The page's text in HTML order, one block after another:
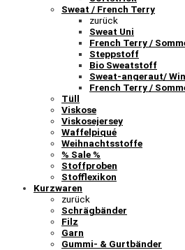
Sweat / French Terry
zurück
Sweat Uni
French Terry /
Steppstoff
Bio Sweatstoff
Sweat-angeraut/
French Terry /
Tüll
Viskose
Viskosejersey
Waffelpiqué
Weihnachtsstoffe
% Sale %
Stoffproben
Stofflexikon
Kurzwaren
zurück
Schrägbänder
Filz
Garn
Gummi- & Gurtbänder